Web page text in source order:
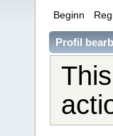
Beginn
Profil